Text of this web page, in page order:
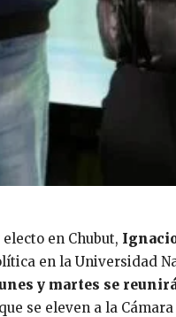
en Chubut,
en la Universidad
y martes se
se eleven a la